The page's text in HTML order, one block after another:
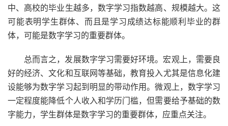
中、高校的毕业生越多，数字学习指数越高、规模越大。这
可能表明学生群体、而且是学习成绩达标能顺利毕业的群
体，可能是数字学习的重要群体。
总而言之，发展数字学习需要好环境。宏观上，需要良
好的经济、文化和互联网等基础，教育投入尤其是信息化建
设能够为数字学习起到明显的带动作用。微观上，数字学习
一定程度能降低个人收入和学历门槛，但需要给予基础的数
字能力，学生群体是数字学习的重要群体，应重点关注。